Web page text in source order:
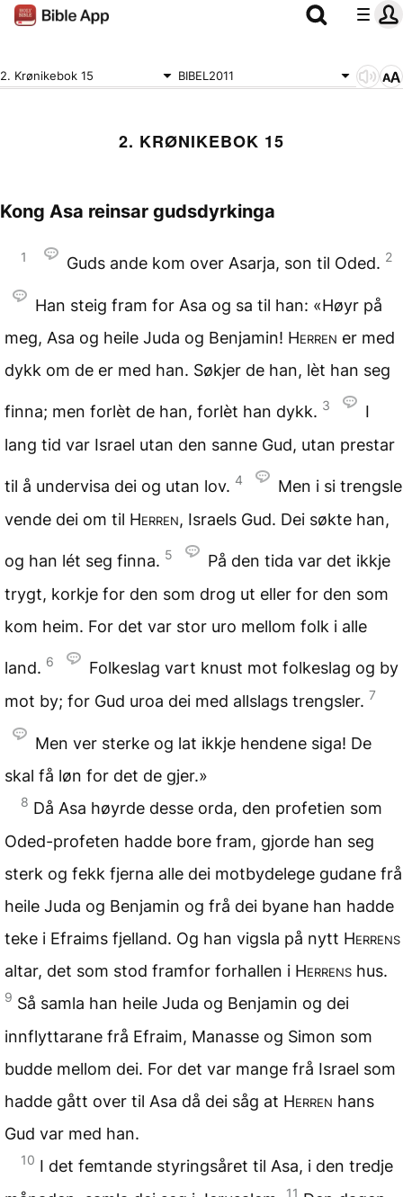
2. Krønikebok 15 BIBEL2011
2. KRØNIKEBOK 15
Kong Asa reinsar gudsdyrkinga
1 Guds ande kom over Asarja, son til Oded. 2
Han steig fram for Asa og sa til han: «Høyr på
meg, Asa og heile Juda og Benjamin! Herren er med
dykk om de er med han. Søkjer de han, lèt han seg
finna; men forlèt de han, forlèt han dykk. 3
I
lang tid var Israel utan den sanne Gud, utan prestar
til å undervisa dei og utan lov. 4
Men i si trengsle
vende dei om til Herren, Israels Gud. Dei søkte han,
og han lét seg finna. 5
På den tida var det ikkje
trygt, korkje for den som drog ut eller for den som
kom heim. For det var stor uro mellom folk i alle
land. 6
Folkeslag vart knust mot folkeslag og by
mot by; for Gud uroa dei med allslags trengsler. 7
Men ver sterke og lat ikkje hendene siga! De
skal få løn for det de gjer.»
8 Då Asa høyrde desse orda, den profetien som
Oded-profeten hadde bore fram, gjorde han seg
sterk og fekk fjerna alle dei motbydelege gudane frå
heile Juda og Benjamin og frå dei byane han hadde
teke i Efraims fjelland. Og han vigsla på nytt Herrens
altar, det som stod framfor forhallen i Herrens hus.
9 Så samla han heile Juda og Benjamin og dei
innflyttarane frå Efraim, Manasse og Simon som
budde mellom dei. For det var mange frå Israel som
hadde gått over til Asa då dei såg at Herren hans
Gud var med han.
10 I det femtande styringsåret til Asa, i den tredje
11